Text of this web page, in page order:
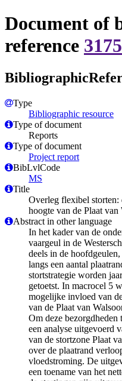
Document of
reference
Type
Bibliographic resource
Type of document
Reports
Type of document
Project report
BibLvlCode
MS
Title
Overleg flexibel storten:
hoogte van de Plaat van
Abstract in other language
In het kader van de
vaargeul in de
deels in de
langs een aantal
stortstrategie worden
getoetst. In macrocel 5
mogelijke invloed van
van de Plaat van
Om deze
een analyse uitgevoerd
van de stortzone Plaat
over de plaatrand
vloedstroming. De
een toename van het